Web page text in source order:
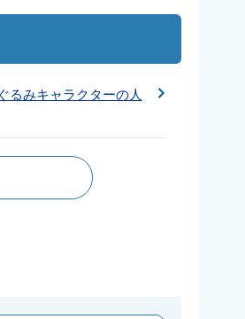
るみキャラクターの人